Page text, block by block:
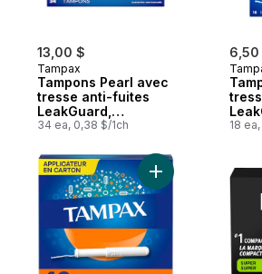
13,00 $
Tampax
Tampons Pearl avec
tresse anti-fuites
LeakGuard,
régulier/super/super
multiple, 34 tampons
34 ea, 0,38 $/1ch
6,50
18
Ajouter